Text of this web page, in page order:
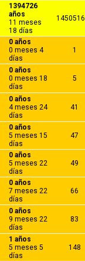
1394726
años
11 meses
18 días
0 años
0 meses 4
días
1
0 años
0 meses 18
días
5
0 años
4 meses 24
días
41
0 años
5 meses 15
días
47
0 años
5 meses 22
días
49
0 años
7 meses 22
días
66
0 años
9 meses 22
días
83
1 años
5 meses 5
días
148